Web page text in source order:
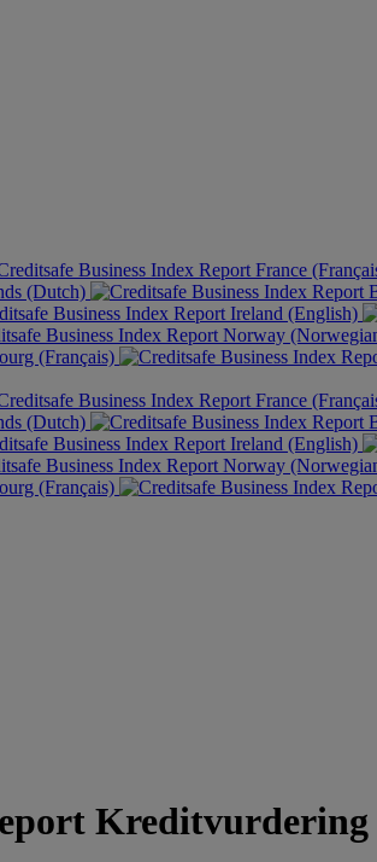
France
(Dutch)
Ireland (English)
Norway
(Français)
France
(Dutch)
Ireland (English)
Norway
(Français)
Kreditvurdering